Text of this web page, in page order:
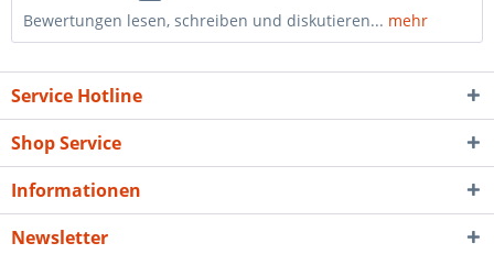
Bewertungen lesen, schreiben und diskutieren... mehr
Service Hotline
Shop Service
Informationen
Newsletter